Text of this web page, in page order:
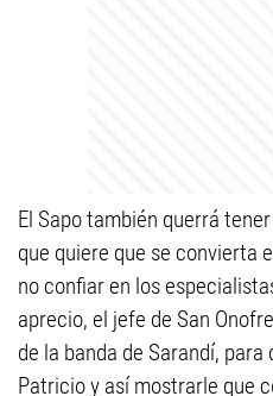
El Sapo también querrá
que quiere que se convierta
no confiar en los
aprecio, el jefe de San
de la banda de Sarandí,
Patricio y así mostrarle que